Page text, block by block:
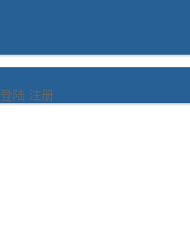
登陆 注册